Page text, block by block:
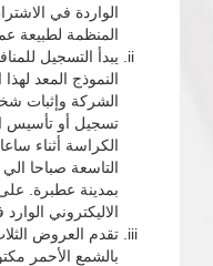
الواردة في
المنظمة لطبيعة
النموذج المعد
الشركة وإثبات
تسجيل أو تأسيس
الكراسة أثناء
التاسعة صباحا
بمدينة عطبرة.
الاليكتروني
تقدم العروض
بالشمع الأحمر